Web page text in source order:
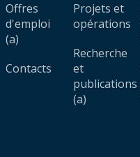
Offres
d'emploi
(a)
Contacts
Projets et
opérations
Recherche
et
publications
(a)